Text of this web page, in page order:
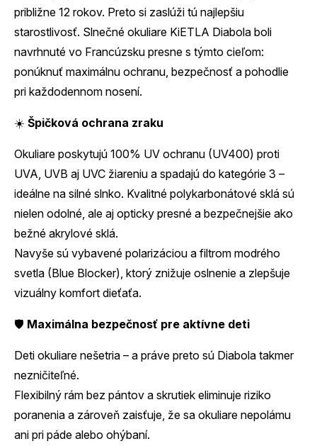
približne 12 rokov. Preto si zaslúži tú najlepšiu
starostlivosť. Slnečné okuliare KiETLA Diabola boli
navrhnuté vo Francúzsku presne s týmto cieľom:
ponúknuť maximálnu ochranu, bezpečnosť a pohodlie
pri každodennom nosení.
☀️ Špičková ochrana zraku
Okuliare poskytujú 100% UV ochranu (UV400) proti
UVA, UVB aj UVC žiareniu a spadajú do kategórie 3 –
ideálne na silné slnko. Kvalitné polykarbonátové sklá sú
nielen odolné, ale aj opticky presné a bezpečnejšie ako
bežné akrylové sklá.
Navyše sú vybavené polarizáciou a filtrom modrého
svetla (Blue Blocker), ktorý znižuje oslnenie a zlepšuje
vizuálny komfort dieťaťa.
🛡️ Maximálna bezpečnosť pre aktívne deti
Deti okuliare nešetria – a práve preto sú Diabola takmer
nezničiteľné.
Flexibilný rám bez pántov a skrutiek eliminuje riziko
poranenia a zároveň zaisťuje, že sa okuliare nepolámu
ani pri páde alebo ohýbaní.